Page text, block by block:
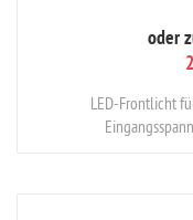
oder
LED-Frontlicht